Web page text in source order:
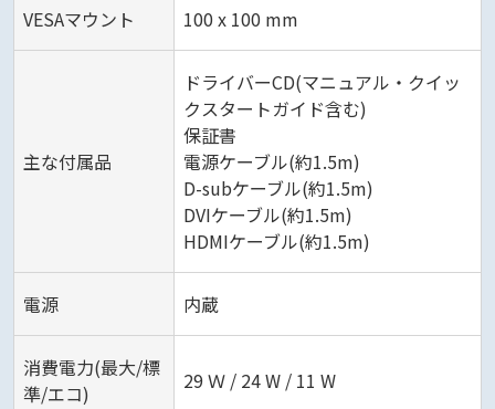
VESAマウント 100 x 100 mm‎
主な付属品
ドライバーCD(マニュアル・クイッ
クスタートガイド含む)
保証書
電源ケーブル(約1.5m)
D-subケーブル(約1.5m)
DVIケーブル(約1.5m)
HDMIケーブル(約1.5m)‎
電源 内蔵
消費電力(最大/標
準/エコ)
29 Ｗ / 24 W / 11 W‎